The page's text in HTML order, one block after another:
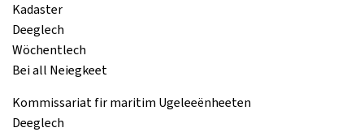
Kadaster
Deeglech
Wöchentlech
Bei all Neiegkeet
Kommissariat fir maritim Ugeleeënheeten
Deeglech